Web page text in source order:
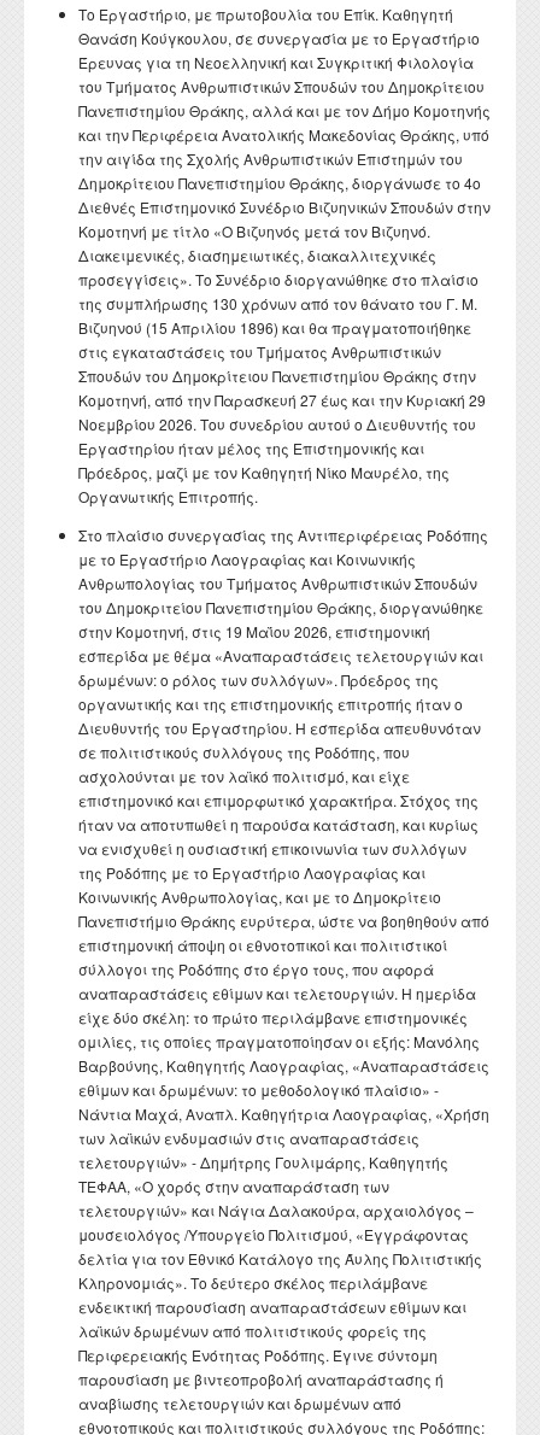
Το Εργαστήριο, με πρωτοβουλία του Επίκ. Καθηγητή
Θανάση Κούγκουλου, σε συνεργασία με το Εργαστήριο
Έρευνας για τη Νεοελληνική και Συγκριτική Φιλολογία
του Τμήματος Ανθρωπιστικών Σπουδών του Δημοκρίτειου
Πανεπιστημίου Θράκης, αλλά και με τον Δήμο Κομοτηνής
και την Περιφέρεια Ανατολικής Μακεδονίας Θράκης, υπό
την αιγίδα της Σχολής Ανθρωπιστικών Επιστημών του
Δημοκρίτειου Πανεπιστημίου Θράκης, διοργάνωσε το 4ο
Διεθνές Επιστημονικό Συνέδριο Βιζυηνικών Σπουδών στην
Κομοτηνή με τίτλο «Ο Βιζυηνός μετά τον Βιζυηνό.
Διακειμενικές, διασημειωτικές, διακαλλιτεχνικές
προσεγγίσεις». Το Συνέδριο διοργανώθηκε στο πλαίσιο
της συμπλήρωσης 130 χρόνων από τον θάνατο του Γ. Μ.
Βιζυηνού (15 Απριλίου 1896) και θα πραγματοποιήθηκε
στις εγκαταστάσεις του Τμήματος Ανθρωπιστικών
Σπουδών του Δημοκρίτειου Πανεπιστημίου Θράκης στην
Κομοτηνή, από την Παρασκευή 27 έως και την Κυριακή 29
Νοεμβρίου 2026. Του συνεδρίου αυτού ο Διευθυντής του
Εργαστηρίου ήταν μέλος της Επιστημονικής και
Πρόεδρος, μαζί με τον Καθηγητή Νίκο Μαυρέλο, της
Οργανωτικής Επιτροπής.
Στο πλαίσιο συνεργασίας της Αντιπεριφέρειας Ροδόπης
με το Εργαστήριο Λαογραφίας και Κοινωνικής
Ανθρωπολογίας του Τμήματος Ανθρωπιστικών Σπουδών
του Δημοκριτείου Πανεπιστημίου Θράκης, διοργανώθηκε
στην Κομοτηνή, στις 19 Μαΐου 2026, επιστημονική
εσπερίδα με θέμα «Αναπαραστάσεις τελετουργιών και
δρωμένων: ο ρόλος των συλλόγων». Πρόεδρος της
οργανωτικής και της επιστημονικής επιτροπής ήταν ο
Διευθυντής του Εργαστηρίου. Η εσπερίδα απευθυνόταν
σε πολιτιστικούς συλλόγους της Ροδόπης, που
ασχολούνται με τον λαϊκό πολιτισμό, και είχε
επιστημονικό και επιμορφωτικό χαρακτήρα. Στόχος της
ήταν να αποτυπωθεί η παρούσα κατάσταση, και κυρίως
να ενισχυθεί η ουσιαστική επικοινωνία των συλλόγων
της Ροδόπης με το Εργαστήριο Λαογραφίας και
Κοινωνικής Ανθρωπολογίας, και με το Δημοκρίτειο
Πανεπιστήμιο Θράκης ευρύτερα, ώστε να βοηθηθούν από
επιστημονική άποψη οι εθνοτοπικοί και πολιτιστικοί
σύλλογοι της Ροδόπης στο έργο τους, που αφορά
αναπαραστάσεις εθίμων και τελετουργιών. Η ημερίδα
είχε δύο σκέλη: το πρώτο περιλάμβανε επιστημονικές
ομιλίες, τις οποίες πραγματοποίησαν οι εξής: Μανόλης
Βαρβούνης, Καθηγητής Λαογραφίας, «Αναπαραστάσεις
εθίμων και δρωμένων: το μεθοδολογικό πλαίσιο» -
Νάντια Μαχά, Αναπλ. Καθηγήτρια Λαογραφίας, «Χρήση
των λαϊκών ενδυμασιών στις αναπαραστάσεις
τελετουργιών» - Δημήτρης Γουλιμάρης, Καθηγητής
ΤΕΦΑΑ, «Ο χορός στην αναπαράσταση των
τελετουργιών» και Νάγια Δαλακούρα, αρχαιολόγος –
μουσειολόγος /Υπουργείο Πολιτισμού, «Εγγράφοντας
δελτία για τον Εθνικό Κατάλογο της Άυλης Πολιτιστικής
Κληρονομιάς». Το δεύτερο σκέλος περιλάμβανε
ενδεικτική παρουσίαση αναπαραστάσεων εθίμων και
λαϊκών δρωμένων από πολιτιστικούς φορείς της
Περιφερειακής Ενότητας Ροδόπης. Έγινε σύντομη
παρουσίαση με βιντεοπροβολή αναπαράστασης ή
αναβίωσης τελετουργιών και δρωμένων από
εθνοτοπικούς και πολιτιστικούς συλλόγους της Ροδόπης: